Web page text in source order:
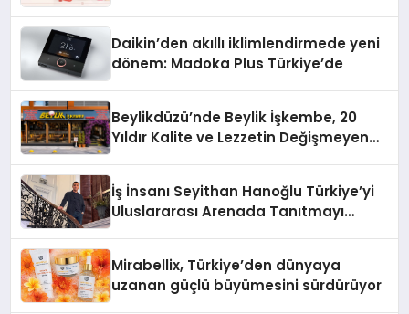
Daikin’den akıllı iklimlendirmede yeni
dönem: Madoka Plus Türkiye’de
Beylikdüzü’nde Beylik İşkembe, 20
Yıldır Kalite ve Lezzetin Değişmeyen
İş İnsanı Seyithan Hanoğlu Türkiye’yi
Uluslararası Arenada Tanıtmayı
Mirabellix, Türkiye’den dünyaya
uzanan güçlü büyümesini sürdürüyor